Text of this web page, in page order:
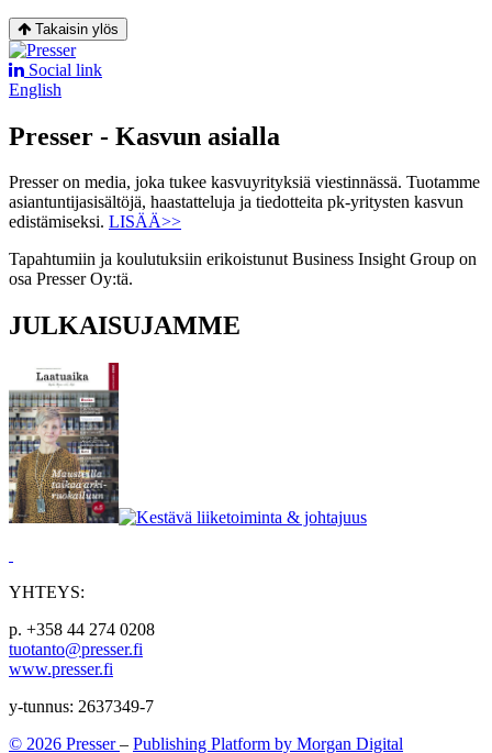
Takaisin ylös
Social link
English
Presser - Kasvun asialla
Presser on media, joka tukee kasvuyrityksiä viestinnässä. Tuotamme
asiantuntijasisältöjä, haastatteluja ja tiedotteita pk-yritysten kasvun
edistämiseksi. LISÄÄ>>
Tapahtumiin ja koulutuksiin erikoistunut Business Insight Group on
osa Presser Oy:tä.
JULKAISUJAMME
YHTEYS:
p. +358 44 274 0208
tuotanto@presser.fi
www.presser.fi
y-tunnus: 2637349-7
© 2026 Presser– Publishing Platform by Morgan Digital